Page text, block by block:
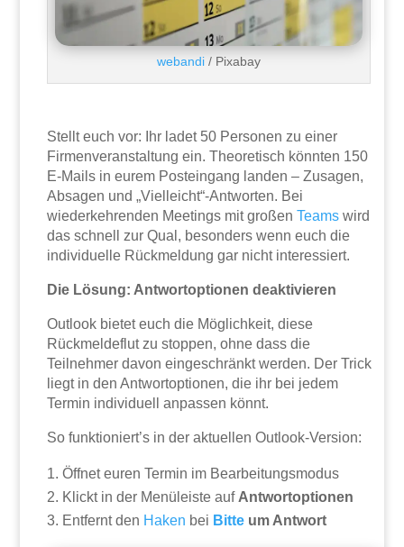
webandi / Pixabay
Stellt euch vor: Ihr ladet 50 Personen zu einer
Firmenveranstaltung ein. Theoretisch könnten 150
E-Mails in eurem Posteingang landen – Zusagen,
Absagen und „Vielleicht“-Antworten. Bei
wiederkehrenden Meetings mit großenTeams wird
das schnell zur Qual, besonders wenn euch die
individuelle Rückmeldung gar nicht interessiert.
Die Lösung: Antwortoptionen deaktivieren
Outlook bietet euch die Möglichkeit, diese
Rückmeldeflut zu stoppen, ohne dass die
Teilnehmer davon eingeschränkt werden. Der Trick
liegt in den Antwortoptionen, die ihr bei jedem
Termin individuell anpassen könnt.
So funktioniert’s in der aktuellen Outlook-Version:
Öffnet euren Termin im Bearbeitungsmodus
Klickt in der Menüleiste auf Antwortoptionen
Entfernt den Haken bei Bitte um Antwort